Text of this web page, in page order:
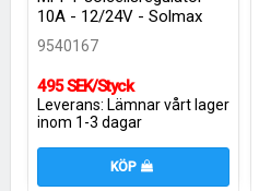
10A - 12/24V - Solmax
9540167
495 SEK/Styck
Leverans: Lämnar vårt lager
inom 1-3 dagar
KÖP